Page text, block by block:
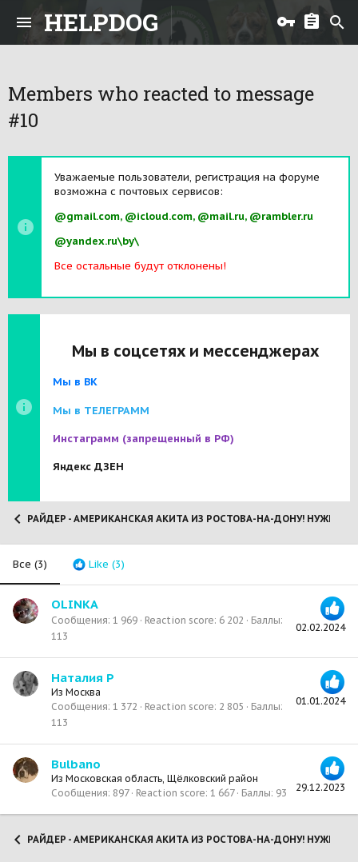
HELPDOG
Members who reacted to message
#10
Уважаемые пользователи, регистрация на форуме
возможна с почтовых сервисов:
@gmail.com, @icloud.com, @mail.ru, @rambler.ru
@yandex.ru\by\
Все остальные будут отклонены!
Мы в соцсетях и мессенджерах
Мы в ВК
Мы в ТЕЛЕГРАММ
Инстаграмм (запрещенный в РФ)
Яндекс ДЗЕН
РАЙДЕР - АМЕРИКАНСКАЯ АКИТА ИЗ РОСТОВА-НА-ДОНУ! НУЖНЫ
Все (3) Like (3)
02.02.2024
OLINKA
Сообщения 1 969 Reaction score 6 202
Баллы
113
01.01.2024
Наталия Р
Из Москва
Сообщения 1 372 Reaction score 2 805
Баллы
113
29.12.2023
Bulbano
Из Московская область, Щёлковский район
Сообщения 897 Reaction score 1 667 Баллы 93
РАЙДЕР - АМЕРИКАНСКАЯ АКИТА ИЗ РОСТОВА-НА-ДОНУ! НУЖНЫ